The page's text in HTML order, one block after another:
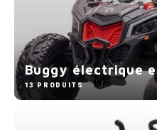
Buggy électrique
13 PRODUITS